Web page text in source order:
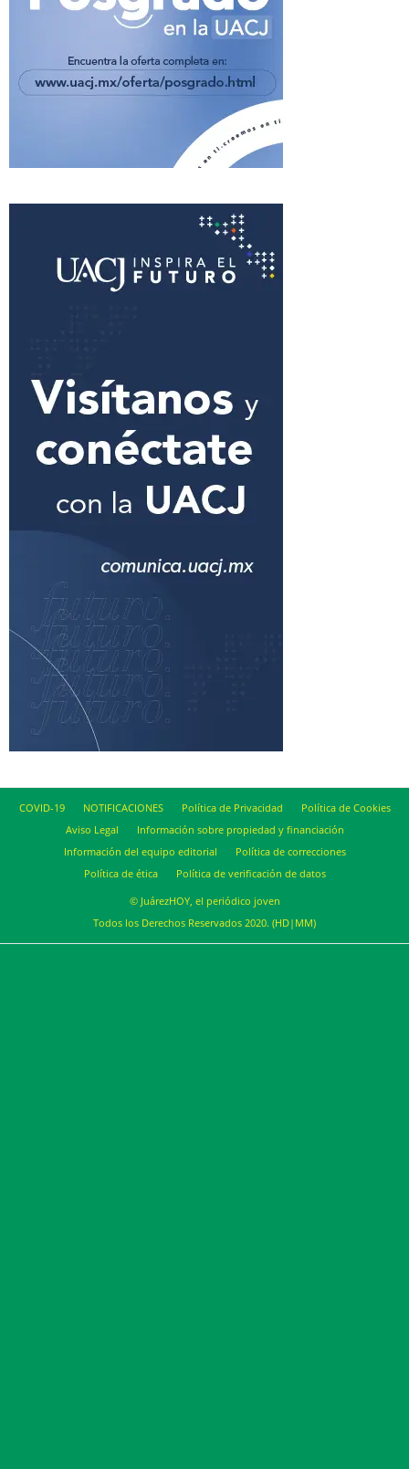
COVID-19 NOTIFICACIONES Política de Privacidad
Política de Cookies
Aviso Legal
Información sobre propiedad y financiación
Información del equipo editorial
Política de correcciones
Política de ética
Política de verificación de datos
© JuárezHOY, el periódico joven
Todos los Derechos Reservados 2020. (HD|MM)